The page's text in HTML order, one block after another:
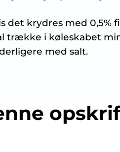
krydres med 0,5%
trække i køleskabet
med salt.